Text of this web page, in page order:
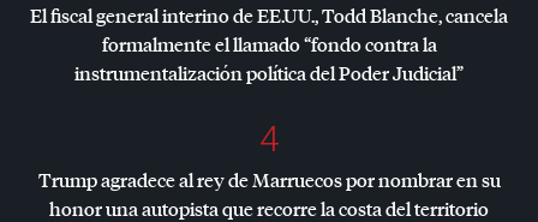
El fiscal general interino de EE.UU., Todd Blanche, cancela
formalmente el llamado “fondo contra la
instrumentalización política del Poder Judicial”
4
Trump agradece al rey de Marruecos por nombrar en su
honor una autopista que recorre la costa del territorio